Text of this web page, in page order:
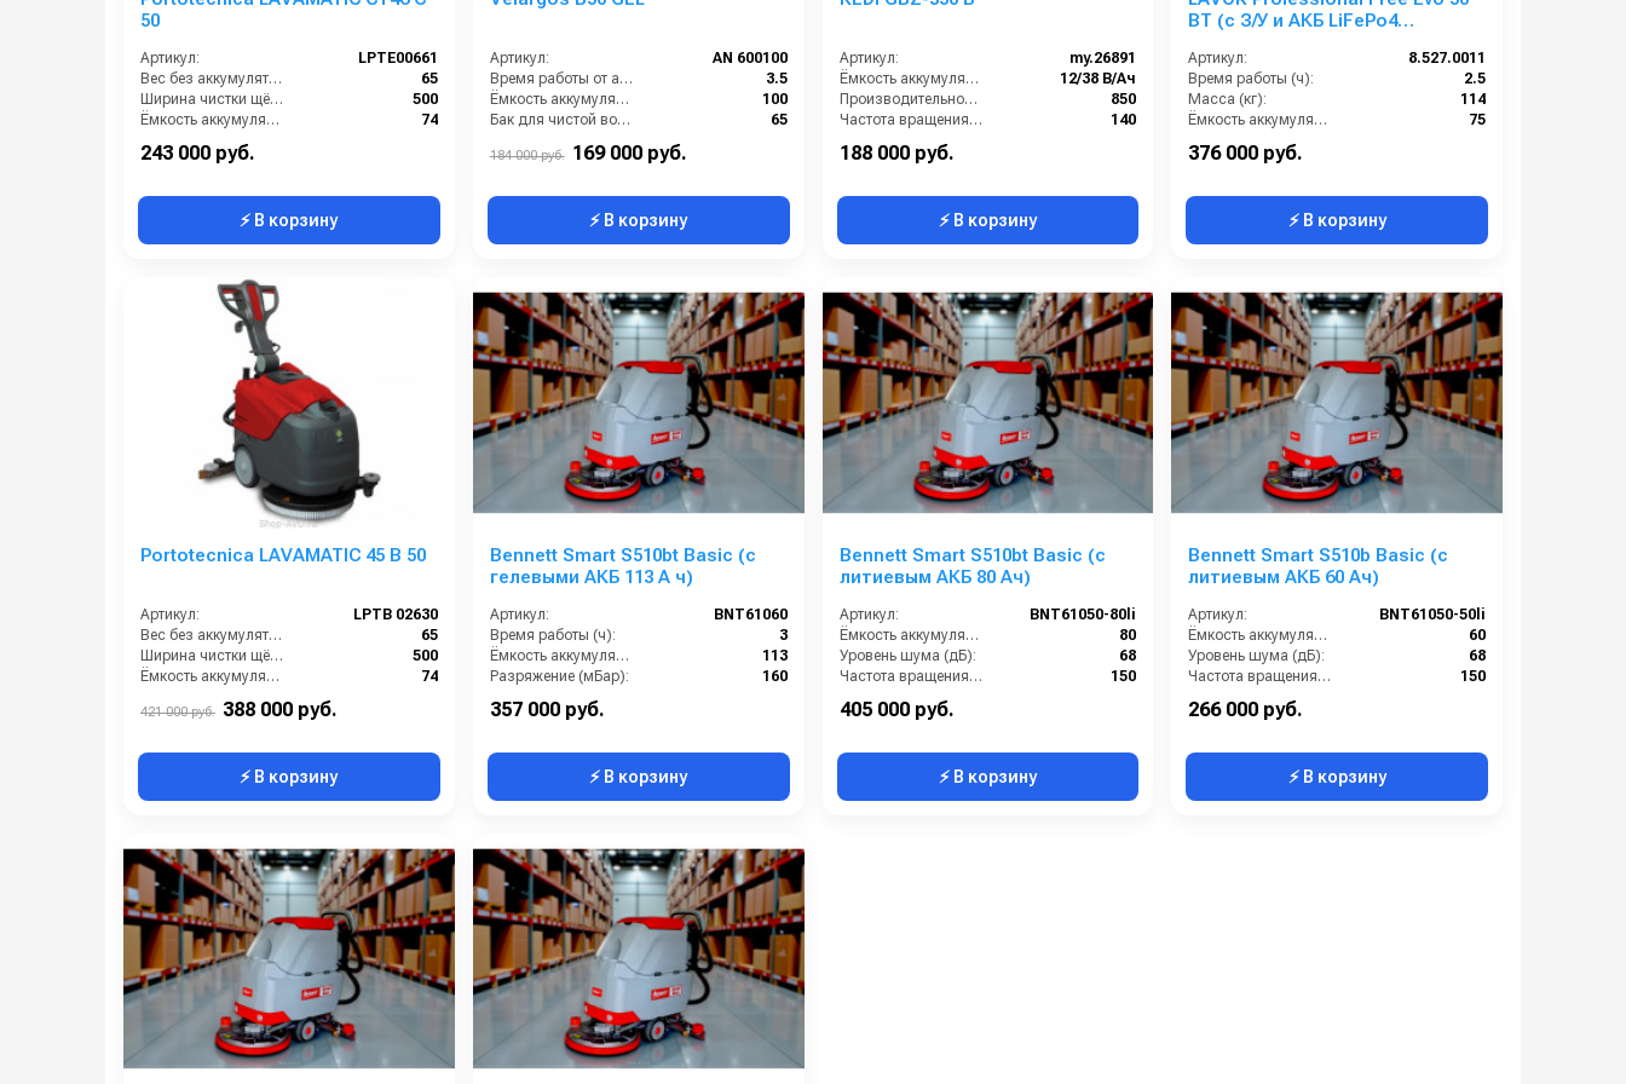
50
Артикул:
LPTE00661
Вес без аккумуляторов (кг):
65
Ширина чистки щёток (мм):
500
Ёмкость аккумуляторов (Ач):
74
Габариты (ДхШхВ):
243 000 руб.
⚡ В корзину
Артикул:
AN 600100
Время работы от аккумуляторов (ч):
3.5
Ёмкость аккумулятора (Ач):
100
Бак для чистой воды (л):
65
184 000 руб. 169 000 руб.
⚡ В корзину
Артикул:
my.26891
Ёмкость аккумуляторов (Ач):
12/38 В/Ач
Производительность по площади (м2/ч):
850
Частота вращения щетки (об/мин):
140
188 000 руб.
⚡ В корзину
BT (с З/У и АКБ LiFePo4
100 Ah GEL)
Артикул:
8.527.0011
Время работы (ч):
2.5
Масса (кг):
114
Ёмкость аккумуляторов (Ач):
75
376 000 руб.
⚡ В корзину
Portotecnica LAVAMATIC 45 B 50
Артикул:
LPTB 02630
Вес без аккумуляторов (кг):
65
Ширина чистки щёток (мм):
500
Ёмкость аккумуляторов (Ач):
74
421 000 руб. 388 000 руб.
⚡ В корзину
Bennett Smart S510bt Basic (с
гелевыми АКБ 113 А ч)
Артикул:
BNT61060
Время работы (ч):
3
Ёмкость аккумулятора (Ач):
113
Разряжение (мБар):
160
357 000 руб.
⚡ В корзину
Bennett Smart S510bt Basic (с
литиевым АКБ 80 Ач)
Артикул:
BNT61050-80li
Ёмкость аккумуляторов (Ач):
80
Уровень шума (дБ):
68
Частота вращения щетки (об/мин):
150
405 000 руб.
⚡ В корзину
Bennett Smart S510b Basic (с
литиевым АКБ 60 Ач)
Артикул:
BNT61050-50li
Ёмкость аккумуляторов (Ач):
60
Уровень шума (дБ):
68
Частота вращения щетки (об/мин):
150
266 000 руб.
⚡ В корзину